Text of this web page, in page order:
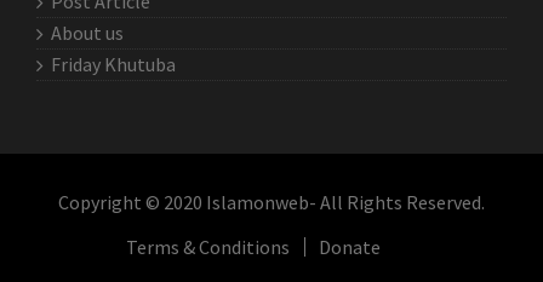
About us
Friday Khutuba
Copyright © 2020 Islamonweb- All Rights Reserved.
Terms & Conditions
Donate